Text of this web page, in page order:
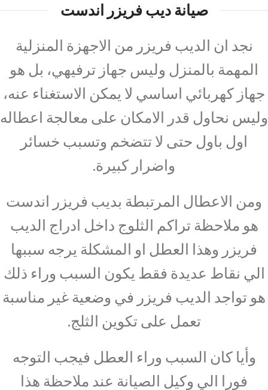
صيانة ديب فريزر اندست
نجد ان الديب فريزر من الاجهزة المنزلية
المهمة بالمنزل وليس جهاز ترفيهي، بل هو
جهاز كهربائي اساسي لا يمكن الاستغناء عنه،
وليس نحاول قدر الامكان على معالجة اعطاله
اول باول حتى لا تتضخم وتسبب خسائر
واضرار كبيرة.
ومن الاعطال المرتبطة بديب فريزر اندست
هو ملاحظة تراكم الثلوج داخل ادراج الديب
فريزر وهذا العطل او المشكلة يرجه سببها
الي نقاط عديدة فقط يكون السبب وراء ذلك
هو تواجد الديب فريزر في وضعية غير مناسبة
تعمل على تكوين الثلج.
وأيا كان السبب وراء العطل فيجب التوجه
فورا الي وكيل الصيانة عند ملاحظة هذا